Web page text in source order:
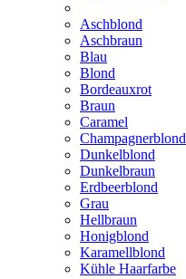
Aschblond
Aschbraun
Blau
Blond
Bordeauxrot
Braun
Caramel
Champagnerblond
Dunkelblond
Dunkelbraun
Erdbeerblond
Grau
Hellbraun
Honigblond
Karamellblond
Kühle Haarfarbe